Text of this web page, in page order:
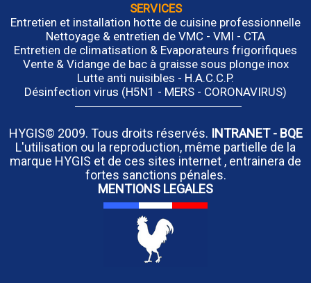
SERVICES
Entretien et installation hotte de cuisine professionnelle
Nettoyage & entretien de VMC - VMI - CTA
Entretien de climatisation & Evaporateurs frigorifiques
Vente & Vidange de bac à graisse sous plonge inox
Lutte anti nuisibles - H.A.C.C.P.
Désinfection virus (H5N1 - MERS - CORONAVIRUS)
HYGIS© 2009. Tous droits réservés. INTRANET- BQE
L'utilisation ou la reproduction, même partielle de la
marque HYGIS et de ces sites internet , entrainera de
fortes sanctions pénales.
MENTIONS LEGALES